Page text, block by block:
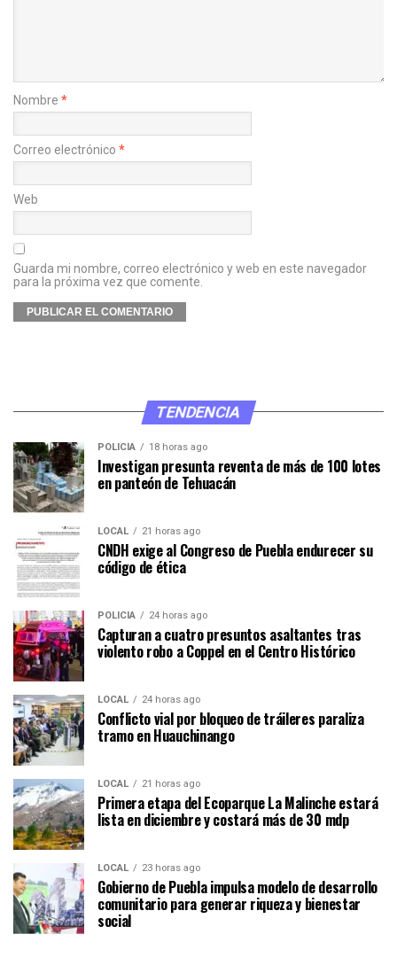
Nombre *
Correo electrónico *
Web
Guarda mi nombre, correo electrónico y web en este navegador
para la próxima vez que comente.
TENDENCIA
POLICÍA 18 horas ago
Investigan presunta reventa de más de 100 lotes
en panteón de Tehuacán
LOCAL 21 horas ago
CNDH exige al Congreso de Puebla endurecer su
código de ética
POLICÍA 24 horas ago
Capturan a cuatro presuntos asaltantes tras
violento robo a Coppel en el Centro Histórico
LOCAL 24 horas ago
Conflicto vial por bloqueo de tráileres paraliza
tramo en Huauchinango
LOCAL 21 horas ago
Primera etapa del Ecoparque La Malinche estará
lista en diciembre y costará más de 30 mdp
LOCAL 23 horas ago
Gobierno de Puebla impulsa modelo de desarrollo
comunitario para generar riqueza y bienestar
social